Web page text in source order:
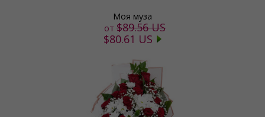
Моя муза
от $89.56 US
$80.61 US